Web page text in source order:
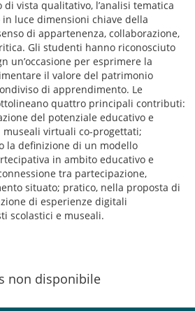
vista qualitativo, l’analisi tematica
luce dimensioni chiave della
di appartenenza, collaborazione,
Gli studenti hanno riconosciuto
un’occasione per esprimere la
il valore del patrimonio
di apprendimento. Le
quattro principali contributi:
del potenziale educativo e
virtuali co-progettati;
la definizione di un modello
in ambito educativo e
tra partecipazione,
situato; pratico, nella proposta di
di esperienze digitali
scolastici e museali.
non disponibile